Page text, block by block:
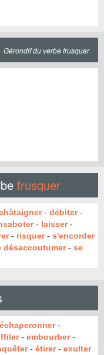
Gérondif du verbe frusquer
frusquer
- débiter-
- laisser-
- risquer- s'encorder
désaccoutumer- se
-
- embourber-
- étirer- exulter